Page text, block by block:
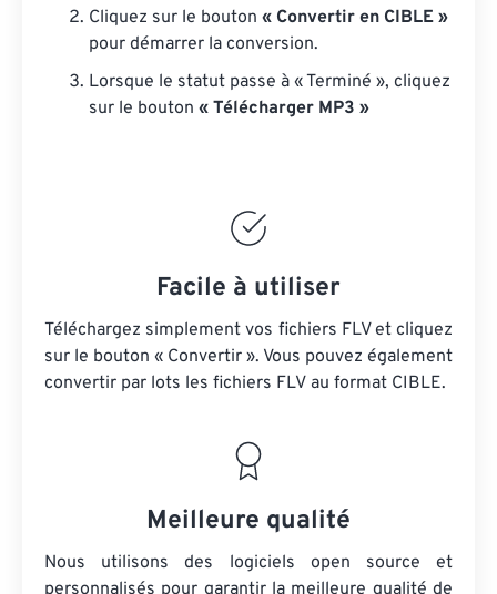
Cliquez sur le bouton « Convertir en CIBLE »
pour démarrer la conversion.
Lorsque le statut passe à « Terminé », cliquez
sur le bouton « Télécharger MP3 »
Facile à utiliser
Téléchargez simplement vos fichiers FLV et cliquez
sur le bouton « Convertir ». Vous pouvez également
convertir par lots les fichiers FLV au format CIBLE.
Meilleure qualité
Nous utilisons des logiciels open source et
personnalisés pour garantir la meilleure qualité de